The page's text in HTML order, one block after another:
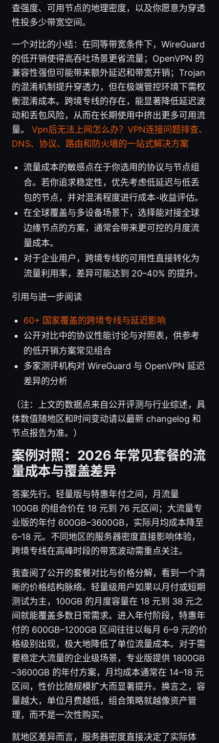
查强度、可用节点的地理密度，以及你愿意为穿透
性投多少带宽空间。
一个对比的小结：在同等带宽条件下，WireGuard
的低开销使得高吞吐场景更省流量；OpenVPN 的
兼容性强但可能带来额外延迟和带宽开销；Trojan
的混淆机制提升穿透力，但在极端管控环境下需权
衡混淆成本。跨境专线的存在，能显著降低延迟波
动和丢包风险，从而在长期使用中挤出更多可用流
量。 Vpn后无法上网怎么办？VPN连接问题排查、
DNS、协议、路由和防火墙的一站式解决方案
流量成本的敏感点在于你选用的协议与节点组
合。若你追求稳定性，优先考虑低延迟与低丢
包的节点，并对混淆程度进行成本-收益评估。
在全球覆盖与多设备场景下，选择能对接全球
边缘节点的方案，通常会带来更可控的月度流
量成本。
对于企业用户，跨境专线的可用性直接转化为
流量利用率，差异可能达到 20–40% 的提升。
引用与进一步阅读
60+ 国家覆盖的跨境专线与延迟影响
公开对比中的协议性能讨论与对照表，供参考
的低开销方案常见组合
多家测评机构对 WireGuard 与 OpenVPN 延迟
差异的分析
（注：上文的数据点来自公开评测与行业综述，具
体数值随地区和时间变动请以最新 changelog 和
节点报告为准。）
案例对照：2026 年常见套餐的流
量成本与覆盖差异
答案先行。轻量版与特惠年付之间，月流量
100GB 的组合价在 18 元到 76 元区间；大流量专
业版的年付 600GB–3600GB，实际月均成本降至
6–18 元。不同地区的服务器密度直接影响体验，
跨境专线在高峰时段的带宽波动需重点关注。
我查阅了公开的套餐对比与价格分解，看到一个清
晰的价格结构脉络。轻量级用户如果以月付或短期
测试为主，100GB 的月度容量在 18 元到 38 元之
间就能覆盖多数日常需求。进入年付阶段，特惠年
付的 600GB–1200GB 区间往往以每月 6–9 元的价
格级别出现，极大地降低了单位流量成本。对于需
要稳定大流量的企业级场景，专业版提供 1800GB
–3600GB 的年付方案，月均成本通常在 14–18 元
区间，性价比随规模扩大而显著提升。换言之，容
量越大，单位月费越低，组合策略就越像资产管
理，而不是一次性购买。
就地区差异而言，服务器密度直接决定了实际体